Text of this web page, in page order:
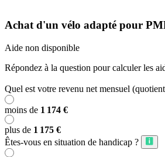
Achat d'un vélo adapté pour
Aide non disponible
Répondez à la question pour calculer les
Quel est votre revenu net mensuel
moins de 1 174 €
plus de 1 175 €
Êtes-vous en situation de handicap ?